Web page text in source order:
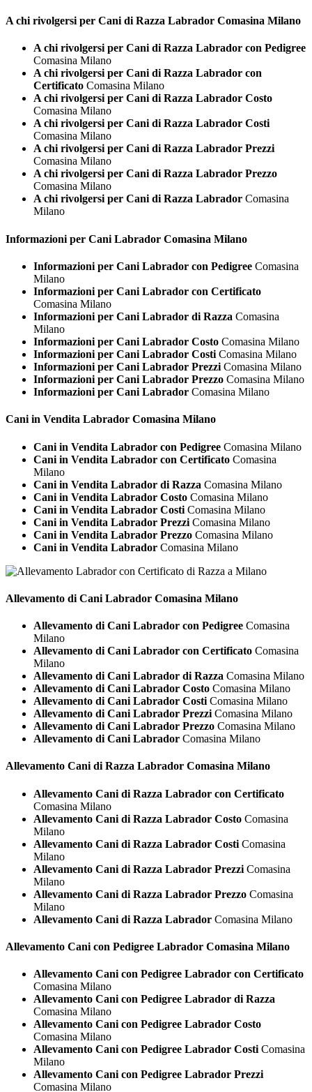
A chi rivolgersi per Cani di Razza Labrador Comasina Milano
A chi rivolgersi per Cani di Razza Labrador con Pedigree
Comasina Milano
A chi rivolgersi per Cani di Razza Labrador con
Certificato Comasina Milano
A chi rivolgersi per Cani di Razza Labrador Costo
Comasina Milano
A chi rivolgersi per Cani di Razza Labrador Costi
Comasina Milano
A chi rivolgersi per Cani di Razza Labrador Prezzi
Comasina Milano
A chi rivolgersi per Cani di Razza Labrador Prezzo
Comasina Milano
A chi rivolgersi per Cani di Razza Labrador Comasina
Milano
Informazioni per Cani Labrador Comasina Milano
Informazioni per Cani Labrador con Pedigree Comasina
Milano
Informazioni per Cani Labrador con Certificato
Comasina Milano
Informazioni per Cani Labrador di Razza Comasina
Milano
Informazioni per Cani Labrador Costo Comasina Milano
Informazioni per Cani Labrador Costi Comasina Milano
Informazioni per Cani Labrador Prezzi Comasina Milano
Informazioni per Cani Labrador Prezzo Comasina Milano
Informazioni per Cani Labrador Comasina Milano
Cani in Vendita Labrador Comasina Milano
Cani in Vendita Labrador con Pedigree Comasina Milano
Cani in Vendita Labrador con Certificato Comasina
Milano
Cani in Vendita Labrador di Razza Comasina Milano
Cani in Vendita Labrador Costo Comasina Milano
Cani in Vendita Labrador Costi Comasina Milano
Cani in Vendita Labrador Prezzi Comasina Milano
Cani in Vendita Labrador Prezzo Comasina Milano
Cani in Vendita Labrador Comasina Milano
Allevamento di Cani Labrador Comasina Milano
Allevamento di Cani Labrador con Pedigree Comasina
Milano
Allevamento di Cani Labrador con Certificato Comasina
Milano
Allevamento di Cani Labrador di Razza Comasina Milano
Allevamento di Cani Labrador Costo Comasina Milano
Allevamento di Cani Labrador Costi Comasina Milano
Allevamento di Cani Labrador Prezzi Comasina Milano
Allevamento di Cani Labrador Prezzo Comasina Milano
Allevamento di Cani Labrador Comasina Milano
Allevamento Cani di Razza Labrador Comasina Milano
Allevamento Cani di Razza Labrador con Certificato
Comasina Milano
Allevamento Cani di Razza Labrador Costo Comasina
Milano
Allevamento Cani di Razza Labrador Costi Comasina
Milano
Allevamento Cani di Razza Labrador Prezzi Comasina
Milano
Allevamento Cani di Razza Labrador Prezzo Comasina
Milano
Allevamento Cani di Razza Labrador Comasina Milano
Allevamento Cani con Pedigree Labrador Comasina Milano
Allevamento Cani con Pedigree Labrador con Certificato
Comasina Milano
Allevamento Cani con Pedigree Labrador di Razza
Comasina Milano
Allevamento Cani con Pedigree Labrador Costo
Comasina Milano
Allevamento Cani con Pedigree Labrador Costi Comasina
Milano
Allevamento Cani con Pedigree Labrador Prezzi
Comasina Milano